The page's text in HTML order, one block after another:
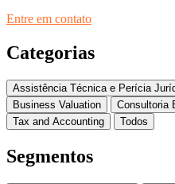
Entre em contato
Categorias
Assistência Técnica e Perícia
Business Valuation
Consultoria
Tax and Accounting
Todos
Segmentos